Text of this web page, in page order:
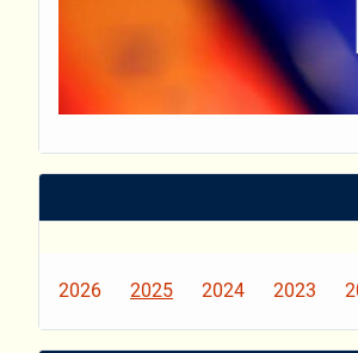
2026 2025 2024 2023